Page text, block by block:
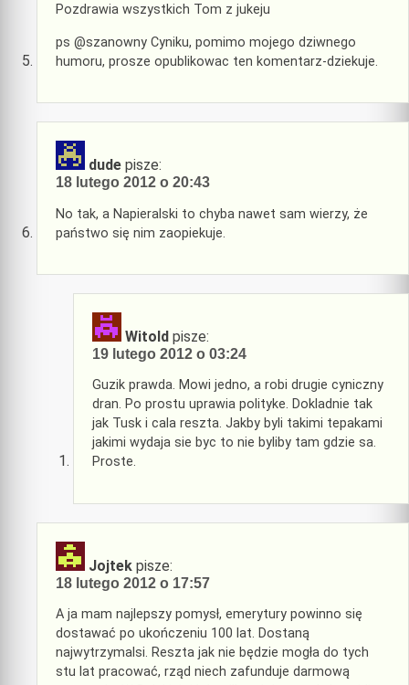
Pozdrawia wszystkich Tom z jukeju
ps @szanowny Cyniku, pomimo mojego dziwnego
humoru, prosze opublikowac ten komentarz-dziekuje.
dude pisze:
18 lutego 2012 o 20:43
No tak, a Napieralski to chyba nawet sam wierzy, że
państwo się nim zaopiekuje.
Witold pisze:
19 lutego 2012 o 03:24
Guzik prawda. Mowi jedno, a robi drugie cyniczny
dran. Po prostu uprawia polityke. Dokladnie tak
jak Tusk i cala reszta. Jakby byli takimi tepakami
jakimi wydaja sie byc to nie byliby tam gdzie sa.
Proste.
Jojtek pisze:
18 lutego 2012 o 17:57
A ja mam najlepszy pomysł, emerytury powinno się
dostawać po ukończeniu 100 lat. Dostaną
najwytrzymalsi. Reszta jak nie będzie mogła do tych
stu lat pracować, rząd niech zafunduje darmową